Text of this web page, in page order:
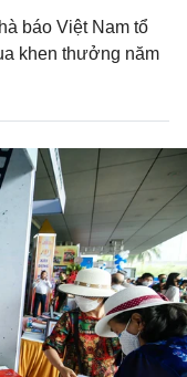
báo Việt Nam tổ
khen thưởng năm